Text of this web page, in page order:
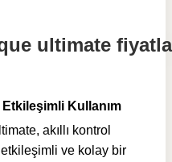
Kullanım
akıllı kontrol
ve kolay bir